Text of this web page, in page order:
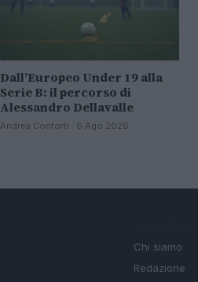
Dall’Europeo Under 19 alla
Serie B: il percorso di
Alessandro Dellavalle
Andrea Conforti · 6 Ago 2026
Chi siamo
Redazione